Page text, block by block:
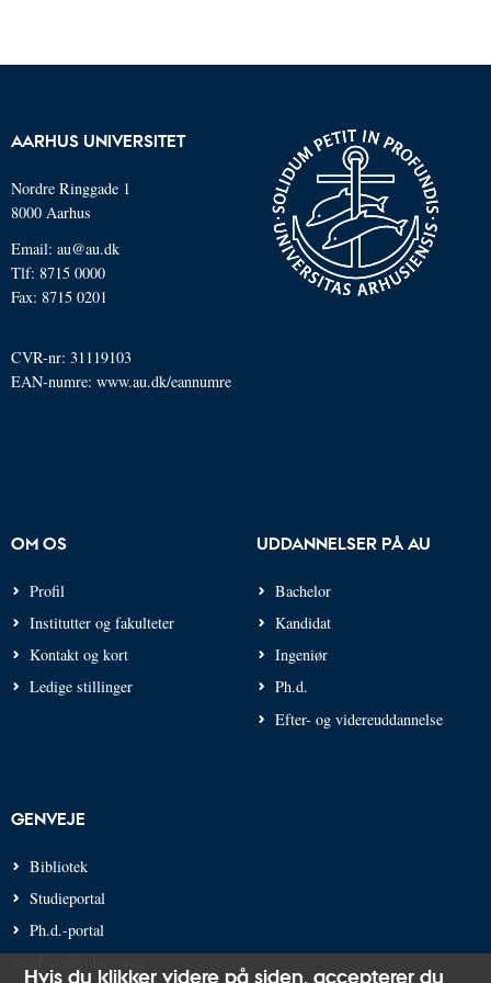
AARHUS UNIVERSITET
Nordre Ringgade 1
8000 Aarhus
Email: au@au.dk
Tlf: 8715 0000
Fax: 8715 0201
CVR-nr: 31119103
EAN-numre: www.au.dk/eannumre
OM OS
Profil
Institutter og fakulteter
Kontakt og kort
Ledige stillinger
UDDANNELSER PÅ AU
Bachelor
Kandidat
Ingeniør
Ph.d.
Efter- og videreuddannelse
GENVEJE
Bibliotek
Studieportal
Ph.d.-portal
Hvis du klikker videre på siden, accepterer du